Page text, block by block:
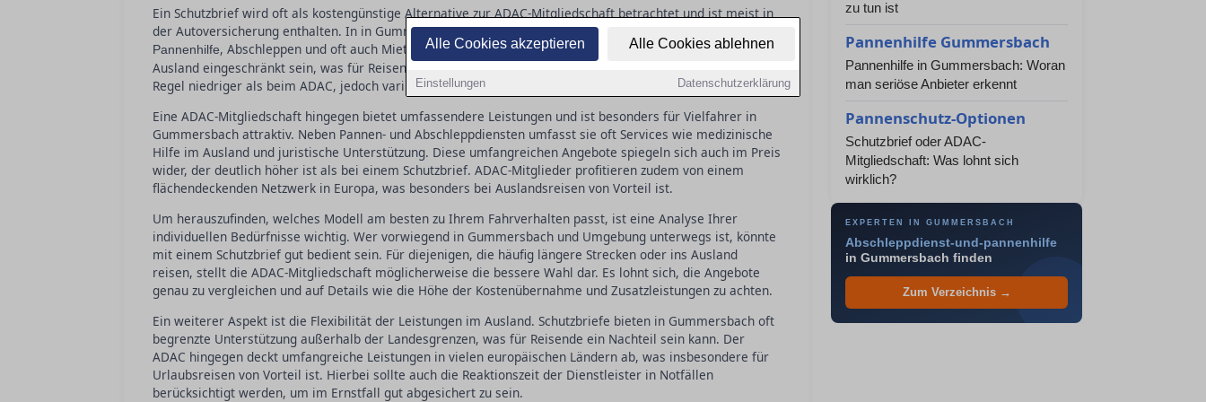
Alle Cookies akzeptieren Alle Cookies ablehnen
Einstellungen Datenschutzerklärung
Ein Schutzbrief wird oft als kostengünstige Alternative zur ADAC-Mitgliedschaft betrachtet und ist meist in
der Autoversicherung enthalten. In in Gummersbach bieten viele Versicherer diesen Service an, der
Pannenhilfe, Abschleppen und oft auch Mietwagenkosten deckt. Allerdings können die Leistungen im
Ausland eingeschränkt sein, was für Reisende eine wichtige Überlegung darstellt. Die Kosten sind in der
Regel niedriger als beim ADAC, jedoch variieren die genauen Leistungen stark zwischen den Anbietern.
Eine ADAC-Mitgliedschaft hingegen bietet umfassendere Leistungen und ist besonders für Vielfahrer in
Gummersbach attraktiv. Neben Pannen- und Abschleppdiensten umfasst sie oft Services wie medizinische
Hilfe im Ausland und juristische Unterstützung. Diese umfangreichen Angebote spiegeln sich auch im Preis
wider, der deutlich höher ist als bei einem Schutzbrief. ADAC-Mitglieder profitieren zudem von einem
flächendeckenden Netzwerk in Europa, was besonders bei Auslandsreisen von Vorteil ist.
Um herauszufinden, welches Modell am besten zu Ihrem Fahrverhalten passt, ist eine Analyse Ihrer
individuellen Bedürfnisse wichtig. Wer vorwiegend in Gummersbach und Umgebung unterwegs ist, könnte
mit einem Schutzbrief gut bedient sein. Für diejenigen, die häufig längere Strecken oder ins Ausland
reisen, stellt die ADAC-Mitgliedschaft möglicherweise die bessere Wahl dar. Es lohnt sich, die Angebote
genau zu vergleichen und auf Details wie die Höhe der Kostenübernahme und Zusatzleistungen zu achten.
Ein weiterer Aspekt ist die Flexibilität der Leistungen im Ausland. Schutzbriefe bieten in Gummersbach oft
begrenzte Unterstützung außerhalb der Landesgrenzen, was für Reisende ein Nachteil sein kann. Der
ADAC hingegen deckt umfangreiche Leistungen in vielen europäischen Ländern ab, was insbesondere für
Urlaubsreisen von Vorteil ist. Hierbei sollte auch die Reaktionszeit der Dienstleister in Notfällen
berücksichtigt werden, um im Ernstfall gut abgesichert zu sein.
zu tun ist
Pannenhilfe Gummersbach
Pannenhilfe in Gummersbach: Woran
man seriöse Anbieter erkennt
Pannenschutz-Optionen
Schutzbrief oder ADAC-
Mitgliedschaft: Was lohnt sich
wirklich?
EXPERTEN IN GUMMERSBACH
Abschleppdienst-und-pannenhilfe
in Gummersbach finden
Zum Verzeichnis →